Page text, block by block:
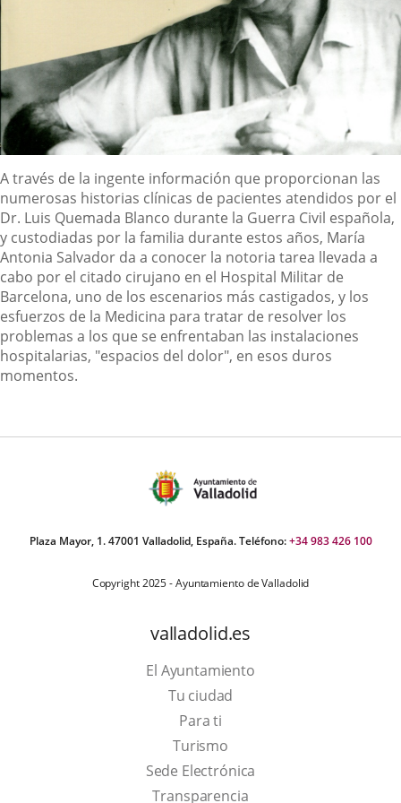
Descripción
A través de la ingente información que proporcionan las
numerosas historias clínicas de pacientes atendidos por el
Dr. Luis Quemada Blanco durante la Guerra Civil española,
y custodiadas por la familia durante estos años, María
Antonia Salvador da a conocer la notoria tarea llevada a
cabo por el citado cirujano en el Hospital Militar de
Barcelona, uno de los escenarios más castigados, y los
esfuerzos de la Medicina para tratar de resolver los
problemas a los que se enfrentaban las instalaciones
hospitalarias, "espacios del dolor", en esos duros
momentos.
Plaza Mayor, 1. 47001 Valladolid, España. Teléfono:+34 983 426 100
Copyright 2025 - Ayuntamiento de Valladolid
valladolid.es
El Ayuntamiento
Tu ciudad
Para ti
TurismoThis
link
will
Sede Electrónica
Transparencia